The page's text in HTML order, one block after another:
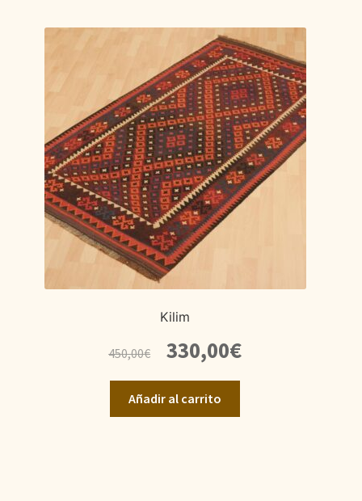
Kilim
450,00€
precio
original
era:
450,00€.
330,00€El
precio
Añadir al carrito